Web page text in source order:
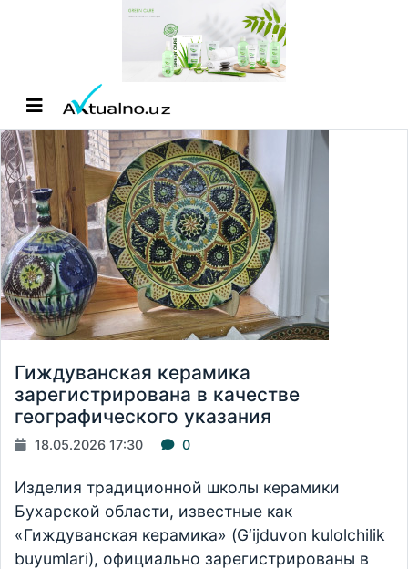
Гиждуванская керамика
зарегистрирована в качестве
географического указания
18.05.2026 17:30 0
Изделия традиционной школы керамики
Бухарской области, известные как
«Гиждуванская керамика» (G‘ijduvon kulolchilik
buyumlari), официально зарегистрированы в